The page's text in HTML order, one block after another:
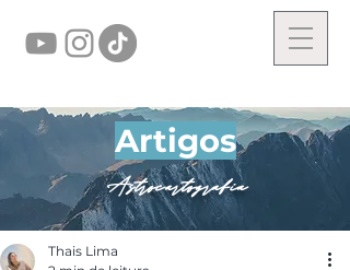
Artigos
Astrocartografia
Thais Lima